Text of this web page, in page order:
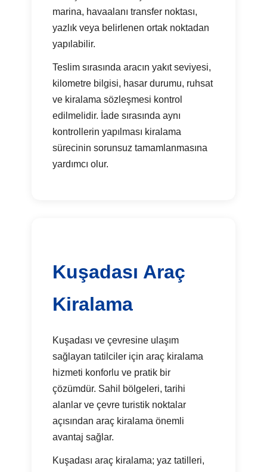
marina, havaalanı transfer noktası,
yazlık veya belirlenen ortak noktadan
yapılabilir.
Teslim sırasında aracın yakıt seviyesi,
kilometre bilgisi, hasar durumu, ruhsat
ve kiralama sözleşmesi kontrol
edilmelidir. İade sırasında aynı
kontrollerin yapılması kiralama
sürecinin sorunsuz tamamlanmasına
yardımcı olur.
Kuşadası Araç
Kiralama
Kuşadası ve çevresine ulaşım
sağlayan tatilciler için araç kiralama
hizmeti konforlu ve pratik bir
çözümdür. Sahil bölgeleri, tarihi
alanlar ve çevre turistik noktalar
açısından araç kiralama önemli
avantaj sağlar.
Kuşadası araç kiralama; yaz tatilleri,